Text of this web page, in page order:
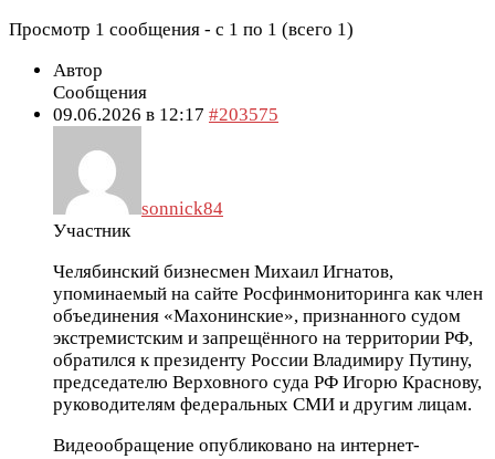
Просмотр 1 сообщения - с 1 по 1 (всего 1)
Автор
Сообщения
09.06.2026 в 12:17 #203575
sonnick84
Участник
Челябинский бизнесмен Михаил Игнатов,
упоминаемый на сайте Росфинмониторинга как член
объединения «Махонинские», признанного судом
экстремистским и запрещённого на территории РФ,
обратился к президенту России Владимиру Путину,
председателю Верховного суда РФ Игорю Краснову,
руководителям федеральных СМИ и другим лицам.
Видеообращение опубликовано на интернет-